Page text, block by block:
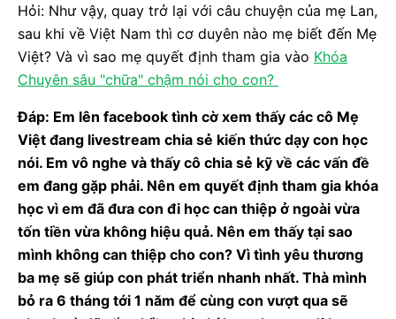
Hỏi: Như vậy, quay trở lại với câu chuyện của mẹ Lan,
sau khi về Việt Nam thì cơ duyên nào mẹ biết đến Mẹ
Việt? Và vì sao mẹ quyết định tham gia vào Khóa
Chuyên sâu "chữa" chậm nói cho con?
Đáp: Em lên facebook tình cờ xem thấy các cô Mẹ
Việt đang livestream chia sẻ kiến thức dạy con học
nói. Em vô nghe và thấy cô chia sẻ kỹ về các vấn đề
em đang gặp phải. Nên em quyết định tham gia khóa
học vì em đã đưa con đi học can thiệp ở ngoài vừa
tốn tiền vừa không hiệu quả. Nên em thấy tại sao
mình không can thiệp cho con? Vì tình yêu thương
ba mẹ sẽ giúp con phát triển nhanh nhất. Thà mình
bỏ ra 6 tháng tới 1 năm để cùng con vượt qua sẽ